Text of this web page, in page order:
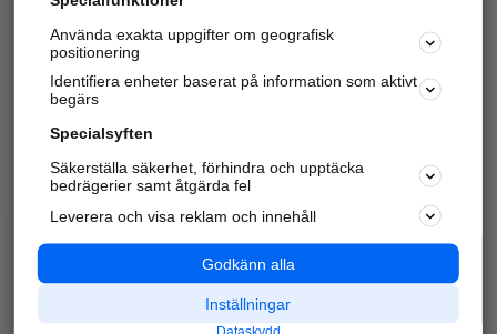
Kom igång och annonsera mot
samarbetspartners nära dig.
Alla kategorier
Populära sökningar
API & Kartor
Annonsera
Integritet
Nödnummer
Använda exakta uppgifter om geografisk
positionering
Identifiera enheter baserat på information som aktivt
begärs
Specialsyften
Säkerställa säkerhet, förhindra och upptäcka
bedrägerier samt åtgärda fel
Leverera och visa reklam och innehåll
Godkänn alla
Inställningar
Dataskydd